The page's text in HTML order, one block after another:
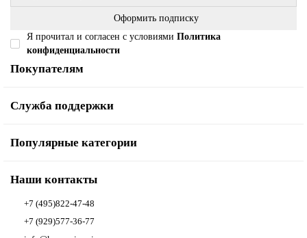
Оформить подписку
Я прочитал и согласен с условиями Политика
конфиденциальности
Покупателям
Служба поддержки
Популярные категории
Наши контакты
+7 (495)822-47-48
+7 (929)577-36-77